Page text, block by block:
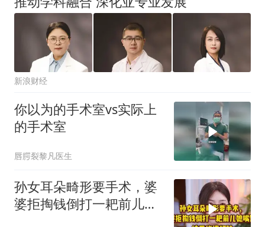
新浪财经
你以为的手术室vs实际上
的手术室
唇腭裂黎凡医生
孙女耳朵畸形要手术，婆
婆拒掏钱倒打一耙前儿媳